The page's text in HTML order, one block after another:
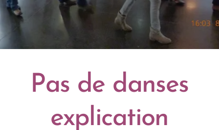
Pas de danses
explication